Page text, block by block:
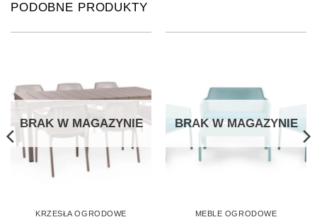
PODOBNE PRODUKTY
BRAK W MAGAZYNIE
KRZESŁA OGRODOWE
BRAK W MAGAZYNIE
MEBLE OGRODOWE